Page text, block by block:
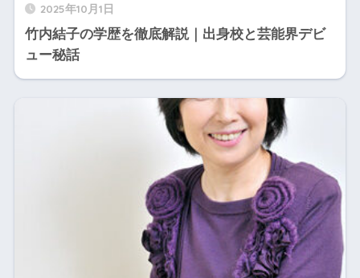
2025年10月1日
竹内結子の学歴を徹底解説｜出身校と芸能界デビ
ュー秘話